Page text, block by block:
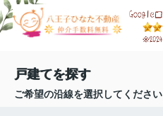
戸建てを探す
ご希望の沿線を選択してください